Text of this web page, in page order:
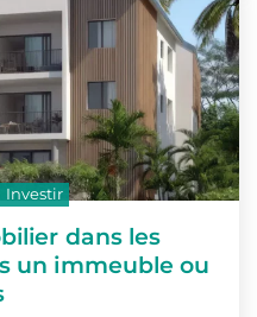
dans les
un immeuble ou
Investir